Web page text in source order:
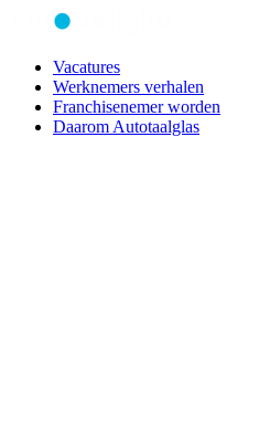
Vacatures
Werknemers verhalen
Franchisenemer worden
Daarom Autotaalglas